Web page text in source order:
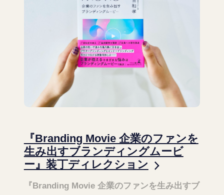
『Branding Movie 企業のファンを
生み出すブランディングムービ
ー』装丁ディレクション
『Branding Movie 企業のファンを生み出すブ